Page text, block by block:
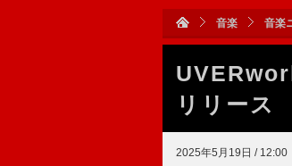
音楽 音楽
リリース
2025年5月19日 / 12:00